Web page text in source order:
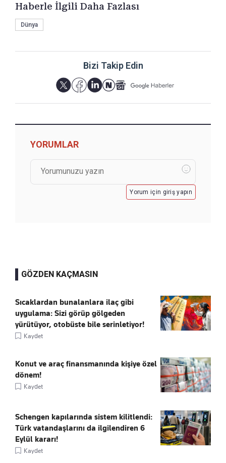
Haberle İlgili Daha Fazlası
Dünya
Bizi Takip Edin
YORUMLAR
Yorum için giriş yapın
GÖZDEN KAÇMASIN
Sıcaklardan bunalanlara ilaç gibi
uygulama: Sizi görüp gölgeden
yürütüyor, otobüste bile serinletiyor!
Kaydet
Konut ve araç finansmanında kişiye özel
dönem!
Kaydet
Schengen kapılarında sistem kilitlendi:
Türk vatandaşlarını da ilgilendiren 6
Eylül kararı!
Kaydet